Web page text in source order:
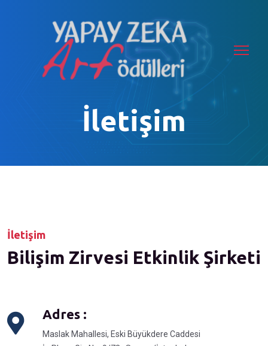
İletişim
İletişim
Bilişim Zirvesi Etkinlik Şirketi
Adres :
Maslak Mahallesi, Eski Büyükdere Caddesi